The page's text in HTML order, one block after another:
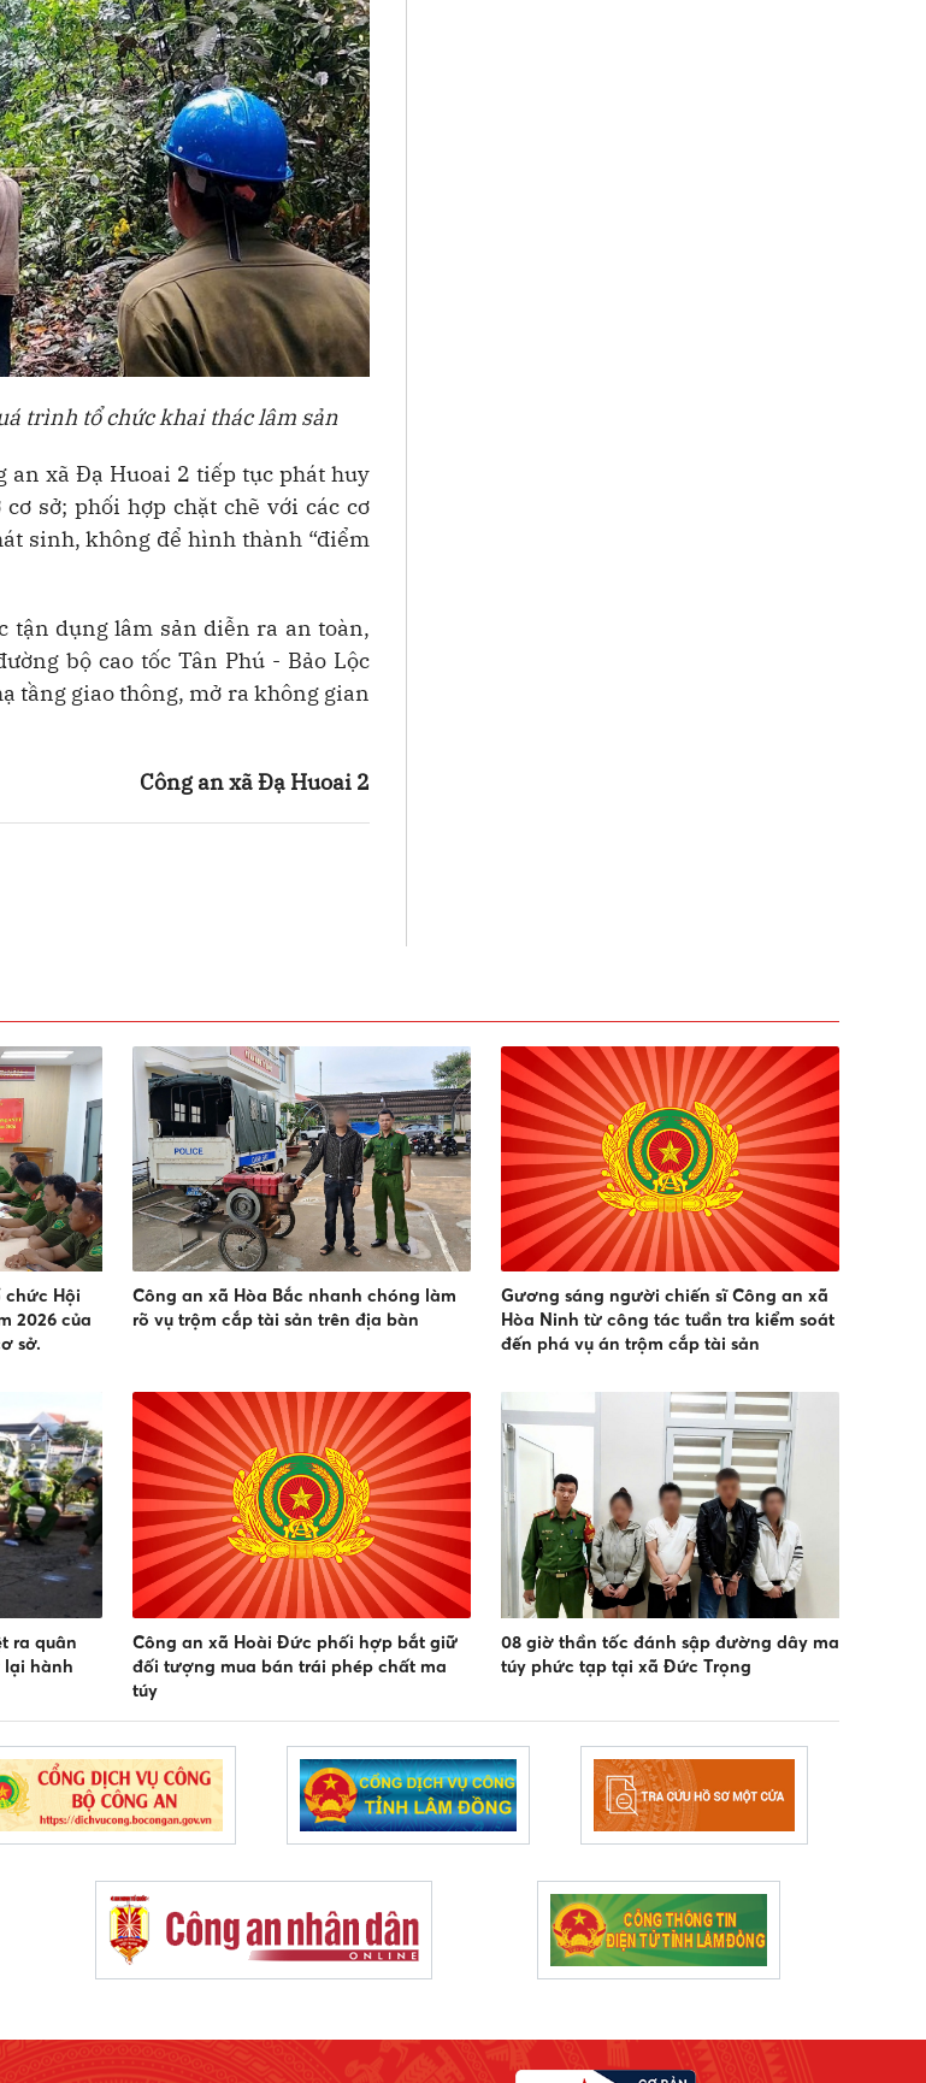
trình tổ chức khai thác lâm sản
an xã Đạ Huoai 2 tiếp tục phát huy
sở; phối hợp chặt chẽ với các cơ
sinh, không để hình thành “điểm
tận dụng lâm sản diễn ra an toàn,
bộ cao tốc Tân Phú - Bảo Lộc
tầng giao thông, mở ra không gian
Công an xã Đạ Huoai 2
chức Hội
2026 của
sở.
Công an xã Hòa Bắc nhanh chóng làm
rõ vụ trộm cắp tài sản trên địa bàn
Gương sáng người chiến sĩ Công an xã
Hòa Ninh từ công tác tuần tra kiểm soát
đến phá vụ án trộm cắp tài sản
ra quân
hành
Công an xã Hoài Đức phối hợp bắt giữ
đối tượng mua bán trái phép chất ma
túy
08 giờ thần tốc đánh sập đường dây ma
túy phức tạp tại xã Đức Trọng